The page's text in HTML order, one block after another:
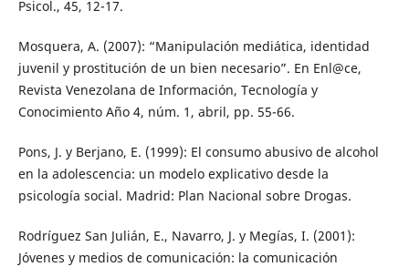
Psicol., 45, 12-17.
Mosquera, A. (2007): “Manipulación mediática, identidad
juvenil y prostitución de un bien necesario”. En Enl@ce,
Revista Venezolana de Información, Tecnología y
Conocimiento Año 4, núm. 1, abril, pp. 55-66.
Pons, J. y Berjano, E. (1999): El consumo abusivo de alcohol
en la adolescencia: un modelo explicativo desde la
psicología social. Madrid: Plan Nacional sobre Drogas.
Rodríguez San Julián, E., Navarro, J. y Megías, I. (2001):
Jóvenes y medios de comunicación: la comunicación